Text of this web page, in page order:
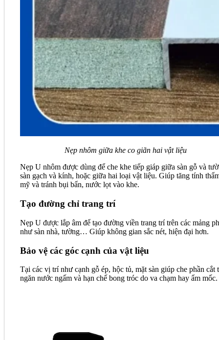
Nẹp nhôm giữa khe co giãn hai vật liệu
Nẹp U nhôm được dùng để che khe tiếp giáp giữa sàn gỗ và
sàn gạch và kính, hoặc giữa hai loại vật liệu. Giúp tăng tính
mỹ và tránh bụi bẩn, nước lọt vào khe.
Tạo đường chỉ trang trí
Nẹp U được lắp âm để tạo đường viền trang trí trên các mảng
như sàn nhà, tường… Giúp không gian sắc nét, hiện đại hơn.
Bảo vệ các góc cạnh của vật liệu
Tại các vị trí như cạnh gỗ ép, hộc tủ, mặt sàn giúp che phần cắt
ngăn nước ngấm và hạn chế bong tróc do va chạm hay ẩm mốc.